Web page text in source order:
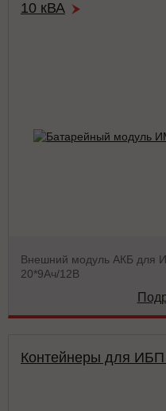
10 кВА
Внешний модуль АКБ для
20*9Aч/12В
Контейнеры для